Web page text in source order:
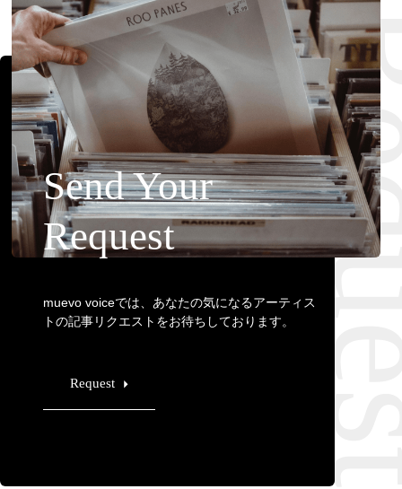
Send Your
Request
muevo voiceでは、あなたの気になるアーティス
トの記事リクエストをお待ちしております。
Request